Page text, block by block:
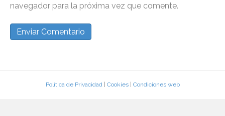
navegador para la próxima vez que comente.
Política de Privacidad | Cookies| Condiciones web